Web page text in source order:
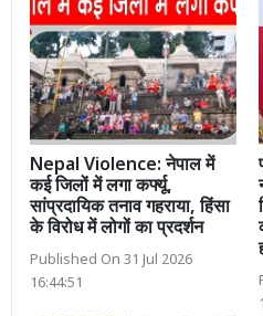
Nepal Violence: नेपाल में
कई जिलों में लगा कर्फ्यू,
सांप्रदायिक तनाव गहराया, हिंसा
के विरोध में लोगों का प्रदर्शन
Published On 31 Jul 2026
16:44:51